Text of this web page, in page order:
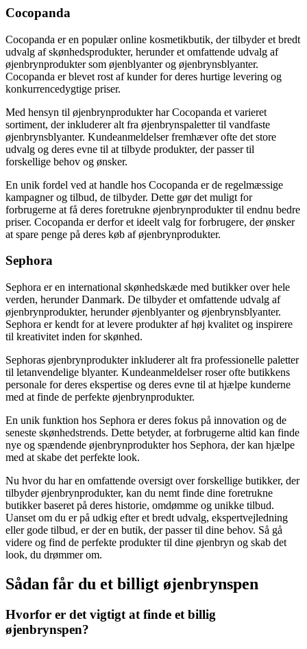
Cocopanda
Cocopanda er en populær online kosmetikbutik, der tilbyder et bredt
udvalg af skønhedsprodukter, herunder et omfattende udvalg af
øjenbrynprodukter som øjenblyanter og øjenbrynsblyanter.
Cocopanda er blevet rost af kunder for deres hurtige levering og
konkurrencedygtige priser.
Med hensyn til øjenbrynprodukter har Cocopanda et varieret
sortiment, der inkluderer alt fra øjenbrynspaletter til vandfaste
øjenbrynsblyanter. Kundeanmeldelser fremhæver ofte det store
udvalg og deres evne til at tilbyde produkter, der passer til
forskellige behov og ønsker.
En unik fordel ved at handle hos Cocopanda er de regelmæssige
kampagner og tilbud, de tilbyder. Dette gør det muligt for
forbrugerne at få deres foretrukne øjenbrynprodukter til endnu bedre
priser. Cocopanda er derfor et ideelt valg for forbrugere, der ønsker
at spare penge på deres køb af øjenbrynprodukter.
Sephora
Sephora er en international skønhedskæde med butikker over hele
verden, herunder Danmark. De tilbyder et omfattende udvalg af
øjenbrynprodukter, herunder øjenblyanter og øjenbrynsblyanter.
Sephora er kendt for at levere produkter af høj kvalitet og inspirere
til kreativitet inden for skønhed.
Sephoras øjenbrynprodukter inkluderer alt fra professionelle paletter
til letanvendelige blyanter. Kundeanmeldelser roser ofte butikkens
personale for deres ekspertise og deres evne til at hjælpe kunderne
med at finde de perfekte øjenbrynprodukter.
En unik funktion hos Sephora er deres fokus på innovation og de
seneste skønhedstrends. Dette betyder, at forbrugerne altid kan finde
nye og spændende øjenbrynprodukter hos Sephora, der kan hjælpe
med at skabe det perfekte look.
Nu hvor du har en omfattende oversigt over forskellige butikker, der
tilbyder øjenbrynprodukter, kan du nemt finde dine foretrukne
butikker baseret på deres historie, omdømme og unikke tilbud.
Uanset om du er på udkig efter et bredt udvalg, ekspertvejledning
eller gode tilbud, er der en butik, der passer til dine behov. Så gå
videre og find de perfekte produkter til dine øjenbryn og skab det
look, du drømmer om.
Sådan får du et billigt øjenbrynspen
Hvorfor er det vigtigt at finde et billig
øjenbrynspen?